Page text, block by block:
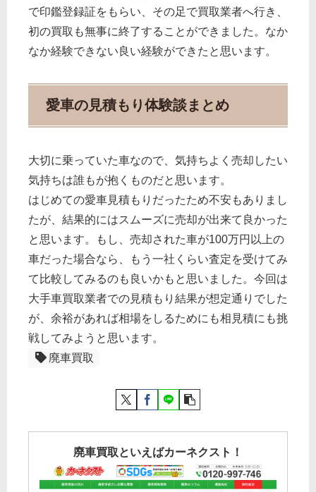
で印鑑登録証をもらい、その足で買取業者へ行き、
初の買取も無事に終了することができました。なか
なか経験できない良い経験ができたと思います。
愛車の見積もり体験談まとめ
大切に乗っていた車なので、気持ちよく売却したい
気持ちは誰もが抱くものだと思います。
はじめての愛車見積もりだったため不安もありまし
たが、結果的にはスムーズに売却が出来て良かった
と思います。もし、売却された車が100万円以上の
車だった場合なら、もう一社くらい査定を受けてみ
て比較してみるのも良いかもと思いました。今回は
大手車買取業者での見積もり結果が想定通りでした
が、余裕があれば相場をしるためにも相見積にも挑
戦してみようと思います。
廃車買取
廃車買取といえばカーネクスト！